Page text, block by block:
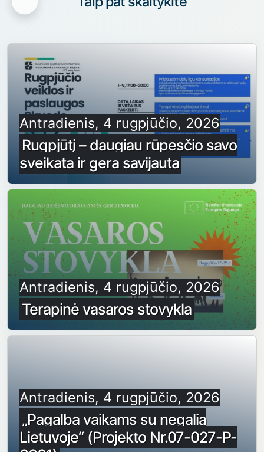
Antradienis, 4 rugpjūčio, 2026
Rugpjūtį – daugiau rūpesčio savo
sveikata ir gera savijauta
Antradienis, 4 rugpjūčio, 2026
Terapinė vasaros stovykla
Antradienis, 4 rugpjūčio, 2026
„Pagalba vaikams su negalia
Lietuvoje“ (Projekto Nr.07-027-P-